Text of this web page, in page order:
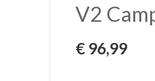
V2
€ 96,99